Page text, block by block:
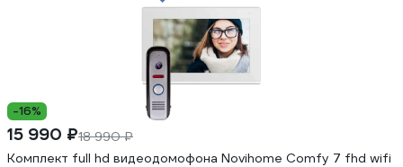
-16%
15 990 ₽18 990 ₽
Комплект full hd видеодомофона Novihome Comfy 7 fhd wifi